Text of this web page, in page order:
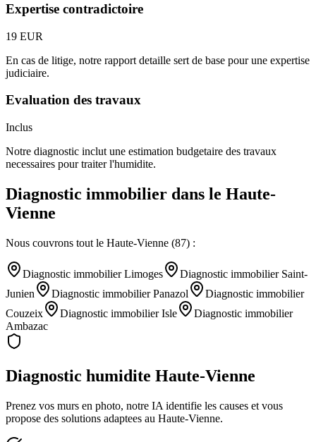
Expertise contradictoire
19 EUR
En cas de litige, notre rapport detaille sert de base pour une expertise
judiciaire.
Evaluation des travaux
Inclus
Notre diagnostic inclut une estimation budgetaire des travaux
necessaires pour traiter l'humidite.
Diagnostic immobilier dans le Haute-
Vienne
Nous couvrons tout le Haute-Vienne (87) :
Diagnostic immobilier Limoges Diagnostic immobilier Saint-
Junien
Diagnostic immobilier Panazol
Diagnostic immobilier
Couzeix
Diagnostic immobilier Isle
Diagnostic immobilier
Ambazac
Diagnostic humidite Haute-Vienne
Prenez vos murs en photo, notre IA identifie les causes et vous
propose des solutions adaptees au Haute-Vienne.